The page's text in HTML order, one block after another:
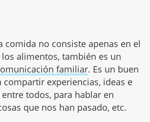
comida no consiste apenas en el
alimentos, también es un
familiar. Es un buen
experiencias, ideas e
todos, para hablar en
que nos han pasado, etc.